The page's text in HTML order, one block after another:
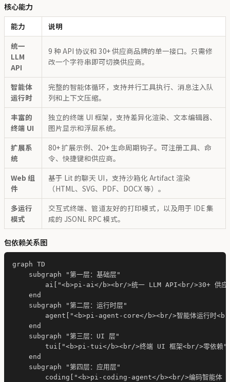
核心能力
能力
说明
统一
LLM
API
9 种 API 协议和 30+ 供应商品牌的单一接口。只需修
改一个字符串即可切换供应商。
智能体
运行时
完整的智能体循环，支持并行工具执行、消息注入队
列和上下文压缩。
丰富的
终端 UI
独立的终端 UI 框架，支持差异化渲染、文本编辑器、
图片显示和浮层系统。
扩展系
统
80+ 扩展示例、20+ 生命周期钩子。可注册工具、命
令、快捷键和供应商。
Web 组
件
基于 Lit 的聊天 UI，支持沙箱化 Artifact 渲染
（HTML、SVG、PDF、DOCX 等）。
多运行
模式
交互式终端、管道友好的打印模式，以及用于 IDE 集
成的 JSONL RPC 模式。
包依赖关系图
graph TD
    subgraph "第一层：基础层"
ai["<b>pi-ai</b><br/>统一 LLM API<br/>30+ 供应
    end
    subgraph "第二层：运行时层"
agent["<b>pi-agent-core</b><br/>智能体运行时
    end
    subgraph "第三层：UI 层"
tui["<b>pi-tui</b><br/>终端 UI 框架<br/>零依赖
    end
    subgraph "第四层：应用层"
coding["<b>pi-coding-agent</b><br/>编码智能体